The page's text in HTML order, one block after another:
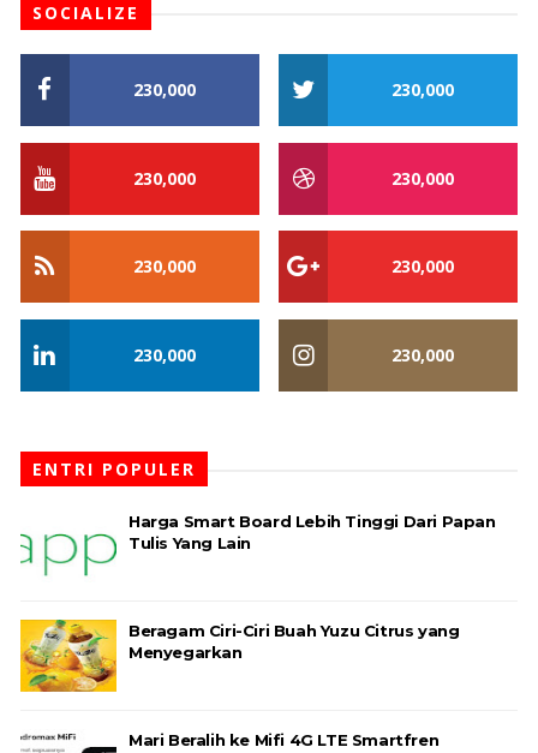
SOCIALIZE
230,000 230,000
230,000 230,000
230,000 230,000
230,000 230,000
ENTRI POPULER
Harga Smart Board Lebih Tinggi Dari Papan
Tulis Yang Lain
Beragam Ciri-Ciri Buah Yuzu Citrus yang
Menyegarkan
Mari Beralih ke Mifi 4G LTE Smartfren